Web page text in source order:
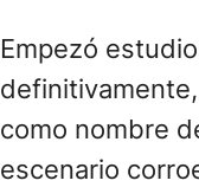
Empezó
como nombre
escenario